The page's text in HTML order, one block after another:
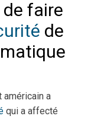
faire
de
américain a
qui a affecté